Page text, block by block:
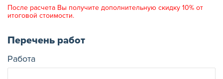
После расчета Вы получите дополнительную скидку 10% от
итоговой стоимости.
Перечень работ
Работа